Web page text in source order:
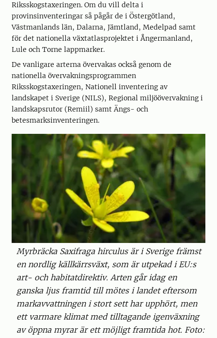
Riksskogstaxeringen. Om du vill delta i
provinsinventeringar så pågår de i Östergötland,
Västmanlands län, Dalarna, Jämtland, Medelpad samt
för det nationella växtatlasprojektet i Ångermanland,
Lule och Torne lappmarker.
De vanligare arterna övervakas också genom de
nationella övervakningsprogrammen
Riksskogstaxeringen, Nationell inventering av
landskapet i Sverige (NILS), Regional miljöövervakning i
landskapsrutor (Remiil) samt Ängs- och
betesmarksinventeringen.
Myrbräcka Saxifraga hirculus är i Sverige främst
en nordlig källkärrsväxt, som är utpekad i EU:s
art- och habitatdirektiv. Arten går idag en
ganska ljus framtid till mötes i landet eftersom
markavvattningen i stort sett har upphört, men
ett varmare klimat med tilltagande igenväxning
av öppna myrar är ett möjligt framtida hot. Foto: